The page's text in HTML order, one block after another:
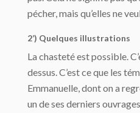
pécher, mais qu’elles ne
2’) Quelques illustrations
La chasteté est possible.
dessus. C’est ce que les
Emmanuelle, dont on a
un de ses derniers